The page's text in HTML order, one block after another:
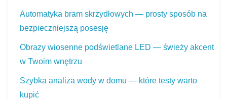
Automatyka bram skrzydłowych — prosty sposób na
bezpieczniejszą posesję
Obrazy wiosenne podświetlane LED — świeży akcent
w Twoim wnętrzu
Szybka analiza wody w domu — które testy warto
kupić